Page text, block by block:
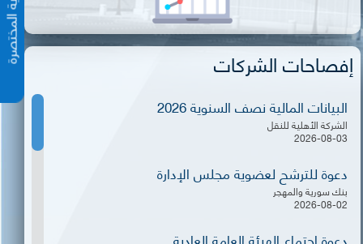
إفصاحات الشركات
البيانات المالية نصف السنوية 2026
الشركة الأهلية للنقل
2026-08-03
دعوة للترشح لعضوية مجلس الإدارة
بنك سورية والمهجر
2026-08-02